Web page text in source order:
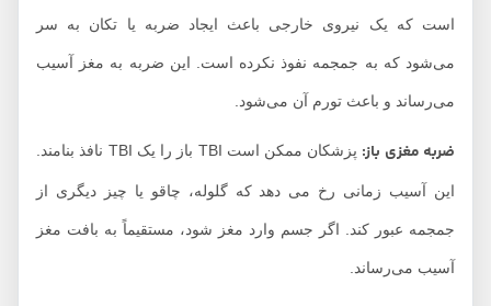
است که یک نیروی خارجی باعث ایجاد ضربه یا تکان به سر
می‌شود که به جمجمه نفوذ نکرده است. این ضربه به مغز آسیب
می‌رساند و باعث تورم آن می‌شود.
ضربه مغزیباز: پزشکان ممکن است TBI باز را یک TBI نافذ بنامند.
این آسیب زمانی رخ می دهد که گلوله، چاقو یا چیز دیگری از
جمجمه عبور کند. اگر جسم وارد مغز شود، مستقیماً به بافت مغز
آسیب می‌رساند.